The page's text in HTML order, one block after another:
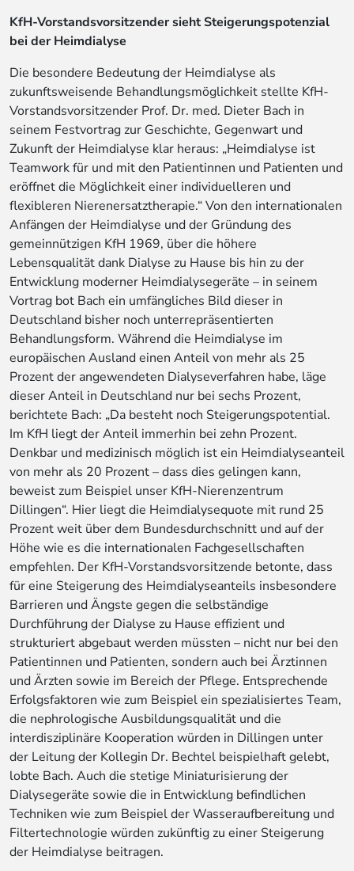
KfH-Vorstandsvorsitzender sieht Steigerungspotenzial
bei der Heimdialyse
Die besondere Bedeutung der Heimdialyse als
zukunftsweisende Behandlungsmöglichkeit stellte KfH-
Vorstandsvorsitzender Prof. Dr. med. Dieter Bach in
seinem Festvortrag zur Geschichte, Gegenwart und
Zukunft der Heimdialyse klar heraus: „Heimdialyse ist
Teamwork für und mit den Patientinnen und Patienten und
eröffnet die Möglichkeit einer individuelleren und
flexibleren Nierenersatztherapie.“ Von den internationalen
Anfängen der Heimdialyse und der Gründung des
gemeinnützigen KfH 1969, über die höhere
Lebensqualität dank Dialyse zu Hause bis hin zu der
Entwicklung moderner Heimdialysegeräte – in seinem
Vortrag bot Bach ein umfängliches Bild dieser in
Deutschland bisher noch unterrepräsentierten
Behandlungsform. Während die Heimdialyse im
europäischen Ausland einen Anteil von mehr als 25
Prozent der angewendeten Dialyseverfahren habe, läge
dieser Anteil in Deutschland nur bei sechs Prozent,
berichtete Bach: „Da besteht noch Steigerungspotential.
Im KfH liegt der Anteil immerhin bei zehn Prozent.
Denkbar und medizinisch möglich ist ein Heimdialyseanteil
von mehr als 20 Prozent – dass dies gelingen kann,
beweist zum Beispiel unser KfH-Nierenzentrum
Dillingen“. Hier liegt die Heimdialysequote mit rund 25
Prozent weit über dem Bundesdurchschnitt und auf der
Höhe wie es die internationalen Fachgesellschaften
empfehlen. Der KfH-Vorstandsvorsitzende betonte, dass
für eine Steigerung des Heimdialyseanteils insbesondere
Barrieren und Ängste gegen die selbständige
Durchführung der Dialyse zu Hause effizient und
strukturiert abgebaut werden müssten – nicht nur bei den
Patientinnen und Patienten, sondern auch bei Ärztinnen
und Ärzten sowie im Bereich der Pflege. Entsprechende
Erfolgsfaktoren wie zum Beispiel ein spezialisiertes Team,
die nephrologische Ausbildungsqualität und die
interdisziplinäre Kooperation würden in Dillingen unter
der Leitung der Kollegin Dr. Bechtel beispielhaft gelebt,
lobte Bach. Auch die stetige Miniaturisierung der
Dialysegeräte sowie die in Entwicklung befindlichen
Techniken wie zum Beispiel der Wasseraufbereitung und
Filtertechnologie würden zukünftig zu einer Steigerung
der Heimdialyse beitragen.